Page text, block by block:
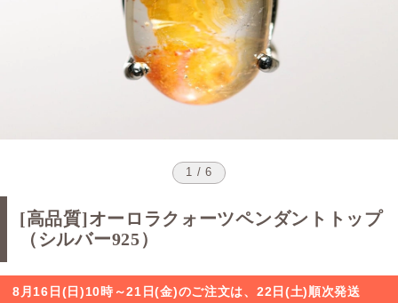
1 / 6
[高品質]オーロラクォーツペンダントトップ
（シルバー925）
8月16日(日)10時～21日(金)のご注文は、22日(土)順次発送